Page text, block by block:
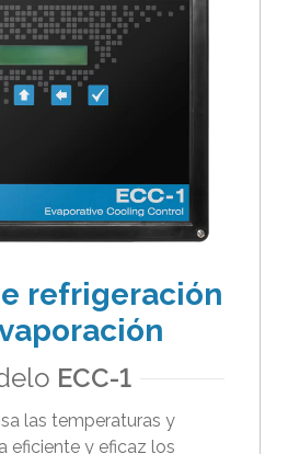
refrigeración
ECC-1
las temperaturas y
eficiente y eficaz los